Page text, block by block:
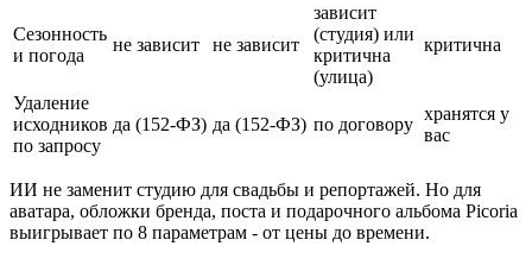
Сезонность
и погода
не зависит не зависит
зависит
(студия) или
критична
(улица)
критична
Удаление
исходников
по запросу
да (152-ФЗ) да (152-ФЗ) по договору
хранятся у
вас
ИИ не заменит студию для свадьбы и репортажей. Но для
аватара, обложки бренда, поста и подарочного альбома Picoria
выигрывает по 8 параметрам - от цены до времени.